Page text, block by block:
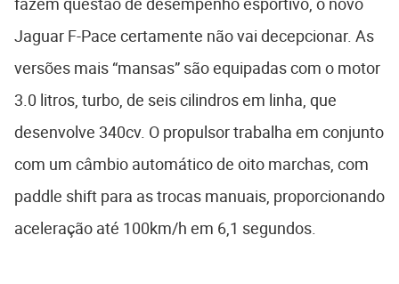
Jaguar F-Pace certamente não vai decepcionar. As
versões mais “mansas” são equipadas com o motor
3.0 litros, turbo, de seis cilindros em linha, que
desenvolve 340cv. O propulsor trabalha em conjunto
com um câmbio automático de oito marchas, com
paddle shift para as trocas manuais, proporcionando
aceleração até 100km/h em 6,1 segundos.